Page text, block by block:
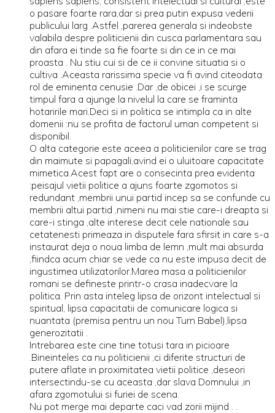
o pasare foarte rara,dar si prea putin expusa vederii
publicului larg .Astfel ,parerea generala si indeobste
valabila despre politicienii din cusca parlamentara sau
din afara ei tinde sa fie foarte si din ce in ce mai
proasta . Nu stiu cui si de ce ii convine situatia si o
cultiva .Aceasta rarissima specie va fi avind citeodata
rol de eminenta cenusie .Dar ,de obicei ,i se scurge
timpul fara a ajunge la nivelul la care se framinta
hotaririle mari.Deci si in politica se intimpla ca in alte
domenii :nu se profita de factorul uman competent si
disponibil.
O alta categorie este aceea a politicienilor care se trag
din maimute si papagali,avind ei o uluitoare capacitate
mimetica.Acest fapt are o consecinta prea evidenta
:peisajul vietii politice a ajuns foarte zgomotos si
redundant ,membrii unui partid incep sa se confunde cu
membrii altui partid ,nimeni nu mai stie care-i dreapta si
care-i stinga ,alte interese decit cele nationale sau
cetatenesti primeaza in disputele fara sfirsit in care s-a
instaurat deja o noua limba de lemn ,mult mai absurda
,fiindca acum chiar se vede ca nu este impusa decit de
ingustimea utilizatorilor.Marea masa a politicienilor
romani se defineste printr-o crasa inadecvare la
politica. Prin asta inteleg lipsa de orizont intelectual si
spiritual, lipsa capacitatii de comunicare logica si
nuantata (premisa pentru un nou Turn Babel),lipsa
generozitatii .
Intrebarea este cine tine totusi tara in picioare
.Bineinteles ca nu politicienii ,ci diferite structuri de
putere aflate in proximitatea vietii politice ,deseori
intersectindu-se cu aceasta ,dar slava Domnului ,in
afara zgomotului si furiei de scena.
Nu pot merge mai departe caci vad zorii mijind . .